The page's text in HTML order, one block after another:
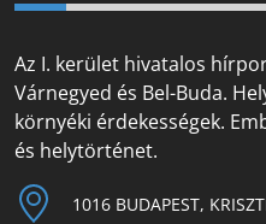
Az I. kerület hivatalos
Várnegyed és Bel-Buda.
környéki érdekességek.
és helytörténet.
1016 BUDAPEST,